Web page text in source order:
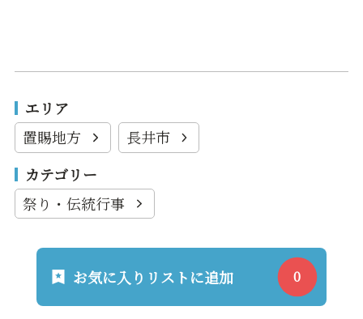
エリア
置賜地方
長井市
カテゴリー
祭り・伝統行事
お気に入りリストに追加